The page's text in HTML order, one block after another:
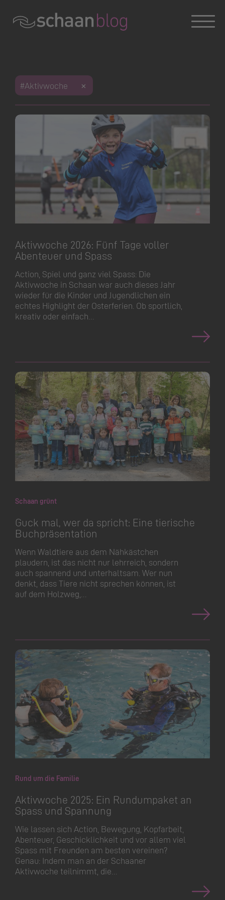
#Aktivwoche
Aktivwoche 2026: Fünf Tage voller
Abenteuer und Spass
Action, Spiel und ganz viel Spass: Die
Aktivwoche in Schaan war auch dieses Jahr
wieder für die Kinder und Jugendlichen ein
echtes Highlight der Osterferien. Ob sportlich,
kreativ oder einfach…
Schaan grünt
Guck mal, wer da spricht: Eine tierische
Buchpräsentation
Wenn Waldtiere aus dem Nähkästchen
plaudern, ist das nicht nur lehrreich, sondern
auch spannend und unterhaltsam. Wer nun
denkt, dass Tiere nicht sprechen können, ist
auf dem Holzweg,…
Rund um die Familie
Aktivwoche 2025: Ein Rundumpaket an
Spass und Spannung
Wie lassen sich Action, Bewegung, Kopfarbeit,
Abenteuer, Geschick­lichkeit und vor allem viel
Spass mit Freunden am besten vereinen?
Genau: Indem man an der Schaaner
Aktivwoche teilnimmt, die…